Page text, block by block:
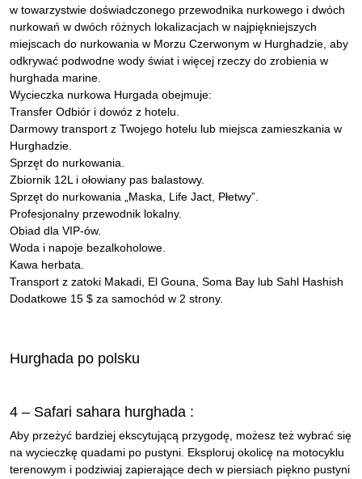
w towarzystwie doświadczonego przewodnika nurkowego i dwóch
nurkowań w dwóch różnych lokalizacjach w najpiękniejszych
miejscach do nurkowania w Morzu Czerwonym w Hurghadzie, aby
odkrywać podwodne wody świat i więcej rzeczy do zrobienia w
hurghada marine.
Wycieczka nurkowa Hurgada obejmuje:
Transfer Odbiór i dowóz z hotelu.
Darmowy transport z Twojego hotelu lub miejsca zamieszkania w
Hurghadzie.
Sprzęt do nurkowania.
Zbiornik 12L i ołowiany pas balastowy.
Sprzęt do nurkowania „Maska, Life Jact, Płetwy”.
Profesjonalny przewodnik lokalny.
Obiad dla VIP-ów.
Woda i napoje bezalkoholowe.
Kawa herbata.
Transport z zatoki Makadi, El Gouna, Soma Bay lub Sahl Hashish
Dodatkowe 15 $ za samochód w 2 strony.
Hurghada po polsku
4 – Safari sahara hurghada :
Aby przeżyć bardziej ekscytującą przygodę, możesz też wybrać się
na wycieczkę quadami po pustyni. Eksploruj okolicę na motocyklu
terenowym i podziwiaj zapierające dech w piersiach piękno pustyni